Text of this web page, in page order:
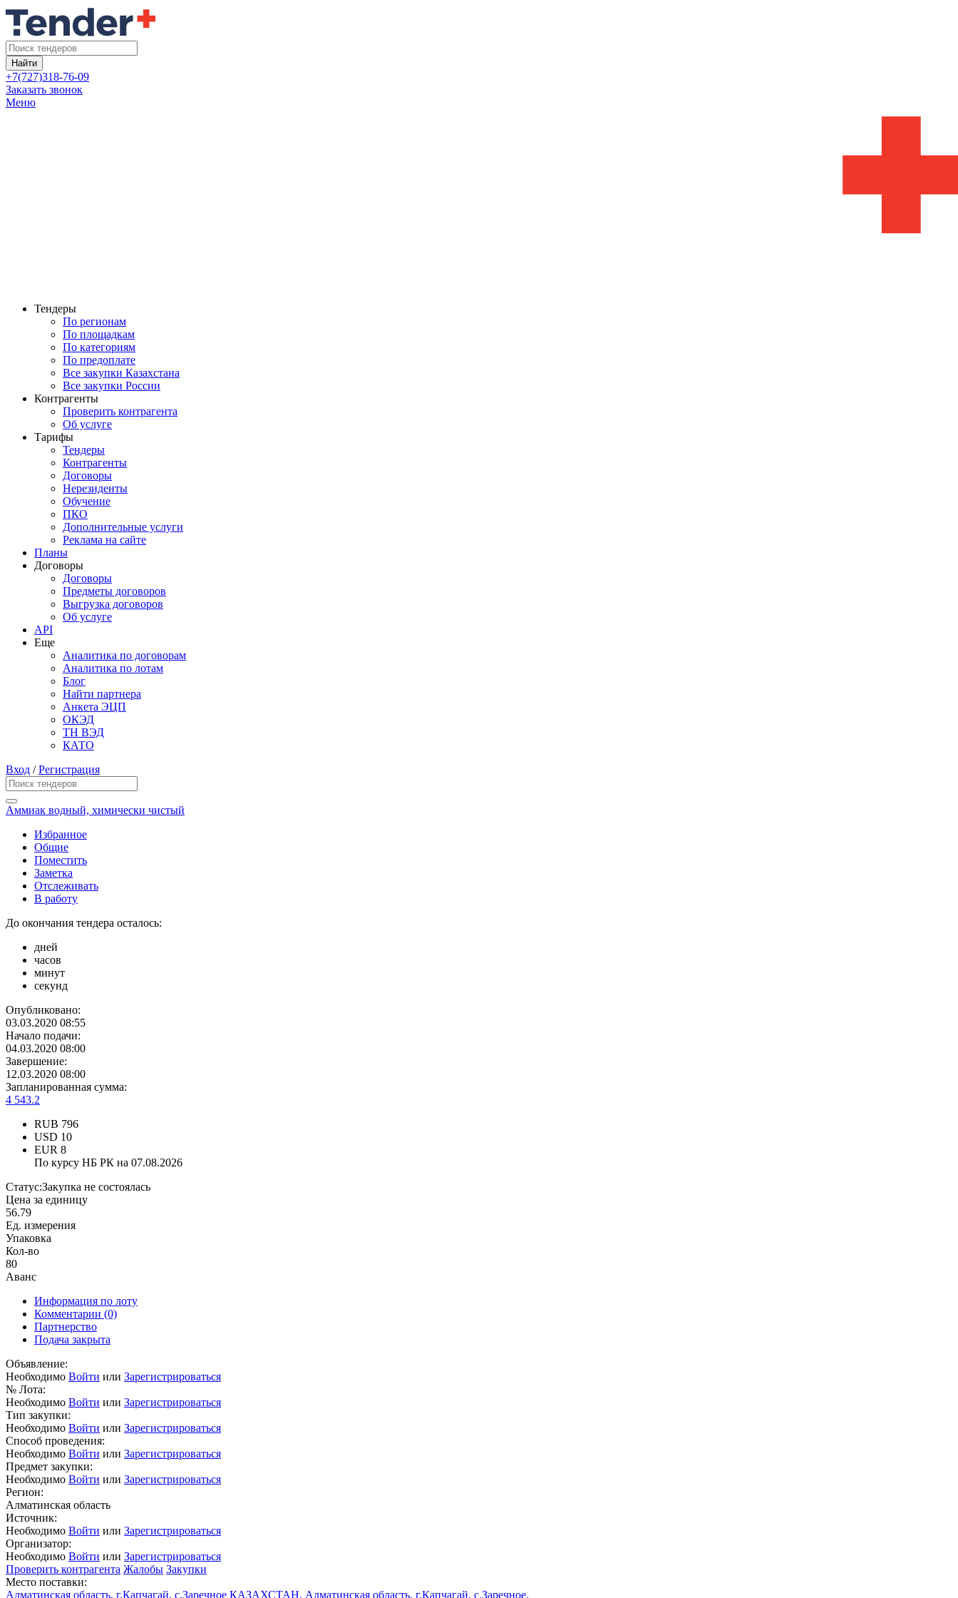
Найти
+7(727)318-76-09
Заказать звонок
Меню
Тендеры
По регионам
По площадкам
По категориям
По предоплате
Все закупки Казахстана
Все закупки России
Контрагенты
Проверить контрагента
Об услуге
Тарифы
Тендеры
Контрагенты
Договоры
Нерезиденты
Обучение
ПКО
Дополнительные услуги
Реклама на сайте
Планы
Договоры
Договоры
Предметы договоров
Выгрузка договоров
Об услуге
API
Еще
Аналитика по договорам
Аналитика по лотам
Блог
Найти партнера
Анкета ЭЦП
ОКЭД
ТН ВЭД
КАТО
Вход /Регистрация
Аммиак водный, химически чистый
Избранное
Общие
Поместить
Заметка
Отслеживать
В работу
До окончания тендера осталось:
дней
часов
минут
секунд
Опубликовано:
03.03.2020 08:55
Начало подачи:
04.03.2020 08:00
Завершение:
12.03.2020 08:00
Запланированная сумма:
4 543.2
RUB 796
USD 10
EUR 8
По курсу НБ РК на 07.08.2026
Статус:Закупка не состоялась
Цена за единицу
56.79
Ед. измерения
Упаковка
Кол-во
80
Аванс
Информация по лоту
Комментарии (0)
Партнерство
Подача закрыта
Объявление:
Необходимо Войти или Зарегистрироваться
№ Лота:
Необходимо Войти или Зарегистрироваться
Тип закупки:
Необходимо Войти или Зарегистрироваться
Способ проведения:
Необходимо Войти или Зарегистрироваться
Предмет закупки:
Необходимо Войти или Зарегистрироваться
Регион:
Алматинская область
Источник:
Необходимо Войти или Зарегистрироваться
Организатор:
Необходимо Войти или Зарегистрироваться
Проверить контрагента Жалобы Закупки
Место поставки:
Алматинская область, г.Капчагай, с.Заречное КАЗАХСТАН, Алматинская область, г.Капчагай, с.Заречное,